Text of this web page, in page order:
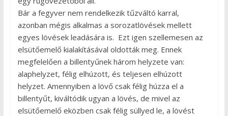
Bár a fegyver nem rendelkezik tűzváltó karral,
azonban mégis alkalmas a sorozatlövések mellett
egyes lövések leadására is. Ezt igen szellemesen az
elsütőemelő kialakításával oldották meg. Ennek
megfelelően a billentyűnek három helyzete van:
alaphelyzet, félig elhúzott, és teljesen elhúzott
helyzet. Amennyiben a lövő csak félig húzza el a
billentyűt, kiváltódik ugyan a lövés, de mivel az
elsütőemelő eközben csak félig süllyed le, a lövést